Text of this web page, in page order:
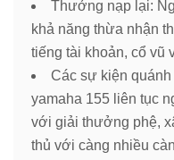
Thưởng nạp lại:
khả năng thừa nhận
tiếng tài khoản, cổ vũ
Các sự kiện
yamaha 155 liên tục
với giải thưởng phệ,
thủ với càng nhiều